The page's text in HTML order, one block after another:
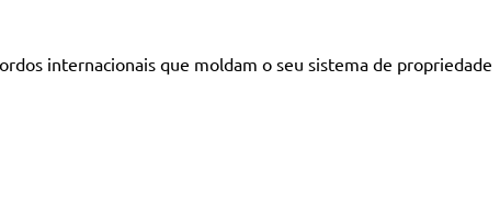
internacionais que moldam o seu sistema de propriedade